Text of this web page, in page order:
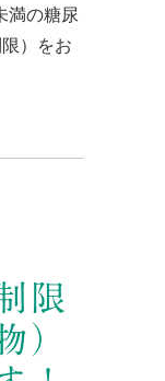
満の糖尿
）をお
限
）